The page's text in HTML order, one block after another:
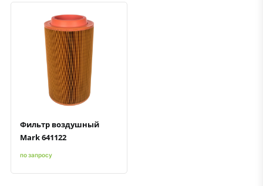
Быстрый просмотрДобавить к сравнению
Добавить в избранное
Фильтр воздушный
Mark 641122
по запросу